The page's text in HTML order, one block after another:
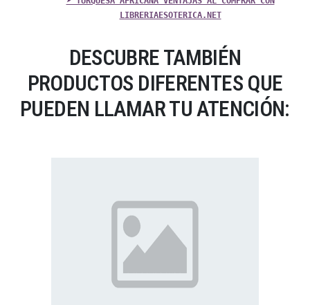
LIBRERIAESOTERICA.NET
DESCUBRE TAMBIÉN
PRODUCTOS DIFERENTES QUE
PUEDEN LLAMAR TU ATENCIÓN: